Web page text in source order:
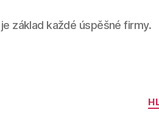
základ každé úspěšné firmy.